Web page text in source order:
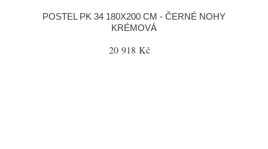
POSTEL PK 34 180X200 CM - ČERNÉ NOHY
KRÉMOVÁ
20 918 Kč